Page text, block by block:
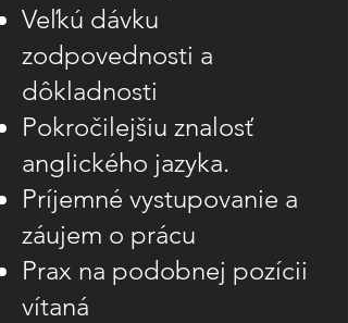
Veľkú dávku
zodpovednosti a
dôkladnosti
Pokročilejšiu znalosť
anglického jazyka.
Príjemné vystupovanie a
záujem o prácu
Prax na podobnej pozícii
vítaná